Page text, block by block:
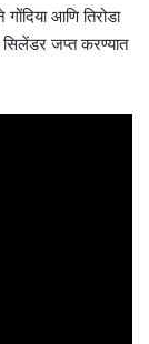
गोंदिया आणि तिरोडा
सिलेंडर जप्त करण्यात